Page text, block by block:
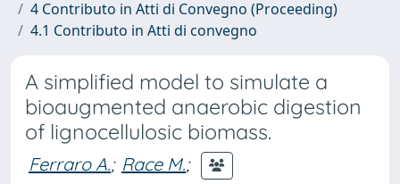
4 Contributo in Atti di Convegno (Proceeding)
4.1 Contributo in Atti di convegno
A simplified model to simulate a
bioaugmented anaerobic digestion
of lignocellulosic biomass.
Ferraro A.; Race M.;